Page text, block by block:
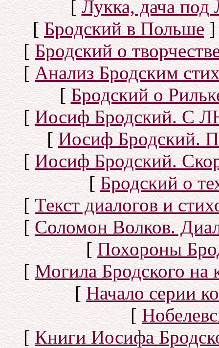
[Лукка, дача под
[Бродский в Польше]
[Бродский о
[Анализ Бродским
[Бродский о
[Иосиф Бродский. С
[Иосиф Бродский.
[Иосиф Бродский.
[Бродский о
[Текст диалогов и
[Соломон Волков.
[Похороны
[Могила Бродского
[Начало серии
[
[Книги Иосифа